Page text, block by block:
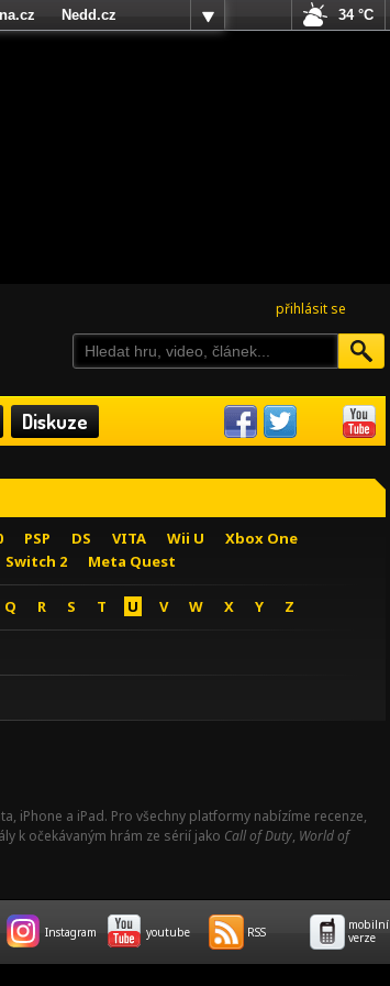
přihlásit se
Diskuze
PSP DS VITA Wii U
Xbox One
Switch 2 Meta Quest
Q R S T U V W X Y Z
iPhone a iPad. Pro všechny platformy nabízíme recenze,
k očekávaným hrám ze sérií jako Call of Duty, World of
Nedd.cz
34 °C
Instagram youtube RSS
mobilní
verze